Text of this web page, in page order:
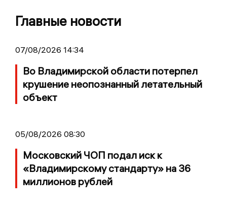
Главные новости
07/08/2026 14:34
Во Владимирской области потерпел
крушение неопознанный летательный
объект
05/08/2026 08:30
Московский ЧОП подал иск к
«Владимирскому стандарту» на 36
миллионов рублей